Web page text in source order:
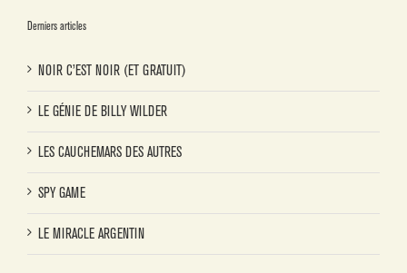
Derniers articles
NOIR C’EST NOIR (ET GRATUIT)
LE GÉNIE DE BILLY WILDER
LES CAUCHEMARS DES AUTRES
SPY GAME
LE MIRACLE ARGENTIN